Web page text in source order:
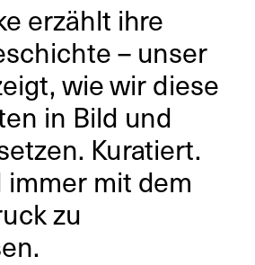
erzählt ihre
– unser
wie wir diese
in Bild und
Kuratiert.
immer mit dem
zu